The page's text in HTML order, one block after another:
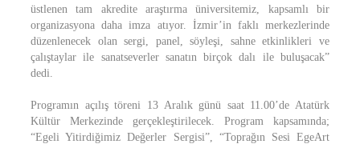
üstlenen tam akredite araştırma üniversitemiz, kapsamlı bir
organizasyona daha imza atıyor. İzmir’in faklı merkezlerinde
düzenlenecek olan sergi, panel, söyleşi, sahne etkinlikleri ve
çalıştaylar ile sanatseverler sanatın birçok dalı ile buluşacak”
dedi.
Programın açılış töreni 13 Aralık günü saat 11.00’de Atatürk
Kültür Merkezinde gerçekleştirilecek. Program kapsamında;
“Egeli Yitirdiğimiz Değerler Sergisi”, “Toprağın Sesi EgeArt